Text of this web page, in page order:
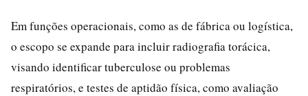
Em funções operacionais, como as de fábrica ou logística,
o escopo se expande para incluir radiografia torácica,
visando identificar tuberculose ou problemas
respiratórios, e testes de aptidão física, como avaliação